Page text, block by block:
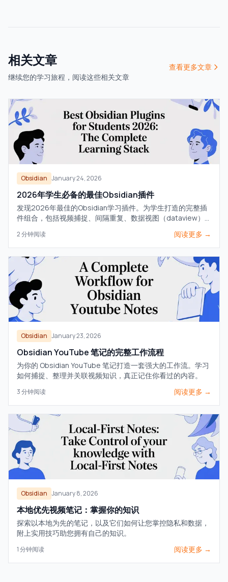
相关文章
继续您的学习旅程，阅读这些相关文章
查看更多文章
Obsidian January 24, 2026
2026年学生必备的最佳Obsidian插件
发现2026年最佳的Obsidian学习插件。为学生打造的完整插
件组合，包括视频捕捉、间隔重复、数据视图（dataview）
2分钟阅读 阅读更多 →
Obsidian January 23, 2026
Obsidian YouTube 笔记的完整工作流程
为你的 Obsidian YouTube 笔记打造一套强大的工作流。学习
如何捕捉、整理并关联视频知识，真正记住你看过的内容。
3分钟阅读 阅读更多 →
Obsidian January 8, 2026
本地优先视频笔记：掌握你的知识
探索以本地为先的笔记，以及它们如何让您掌控隐私和数据，
附上实用技巧助您拥有自己的知识。
1分钟阅读 阅读更多 →